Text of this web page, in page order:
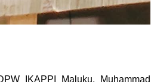
IKAPPI Maluku, Muhammad